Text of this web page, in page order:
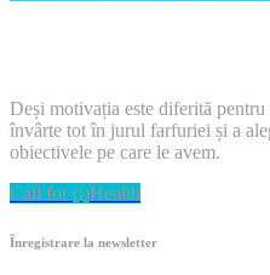
Deși motivația este diferită
învârte tot în jurul farfuriei și a
obiectivele pe care le avem.
Call for (i)Health
Înregistrare la newsletter